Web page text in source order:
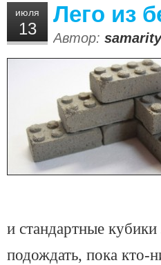
июля
13
Лего из
Автор:
и стандартные
подождать, пока кто-